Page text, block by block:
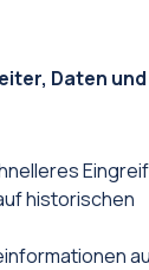
Daten und
historischen